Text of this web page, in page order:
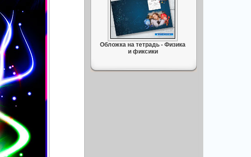
Обложка на тетрадь - Физика
и фиксики